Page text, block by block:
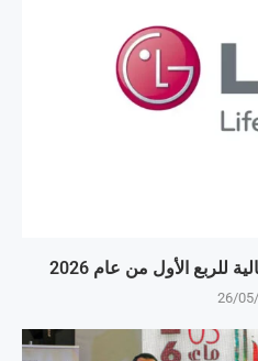
للربع الأول من عام 2026
26/